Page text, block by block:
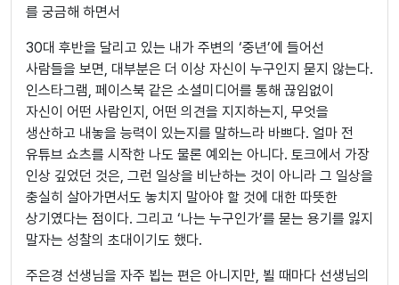
를 궁금해 하면서
30대 후반을 달리고 있는 내가 주변의 ‘중년’에 들어선
사람들을 보면, 대부분은 더 이상 자신이 누구인지 묻지 않는다.
인스타그램, 페이스북 같은 소셜미디어를 통해 끊임없이
자신이 어떤 사람인지, 어떤 의견을 지지하는지, 무엇을
생산하고 내놓을 능력이 있는지를 말하느라 바쁘다. 얼마 전
유튜브 쇼츠를 시작한 나도 물론 예외는 아니다. 토크에서 가장
인상 깊었던 것은, 그런 일상을 비난하는 것이 아니라 그 일상을
충실히 살아가면서도 놓치지 말아야 할 것에 대한 따뜻한
상기였다는 점이다. 그리고 ‘나는 누구인가’를 묻는 용기를 잃지
말자는 성찰의 초대이기도 했다.
주은경 선생님을 자주 뵙는 편은 아니지만, 뵐 때마다 선생님의